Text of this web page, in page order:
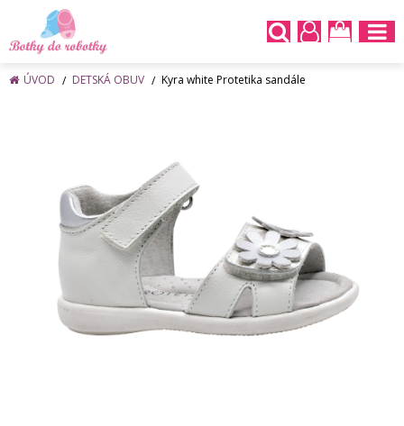
ÚVOD DETSKÁ OBUV Kyra white Protetika sandále